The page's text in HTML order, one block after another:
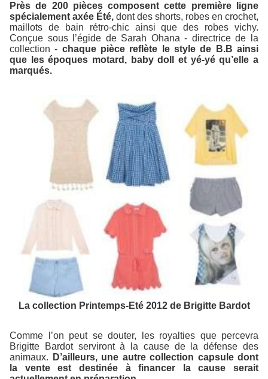
Près de 200 pièces composent cette première ligne
spécialement axée Été, dont des shorts, robes en crochet,
maillots de bain rétro-chic ainsi que des robes vichy.
Conçue sous l’égide de Sarah Ohana - directrice de la
collection - chaque pièce reflète le style de B.B ainsi
que les époques motard, baby doll et yé-yé qu’elle a
marqués.
La collection Printemps-Eté 2012 de Brigitte Bardot
Comme l’on peut se douter, les royalties que percevra
Brigitte Bardot serviront à la cause de la défense des
animaux.
D’ailleurs, une autre collection capsule dont
la vente est destinée à financer la cause serait